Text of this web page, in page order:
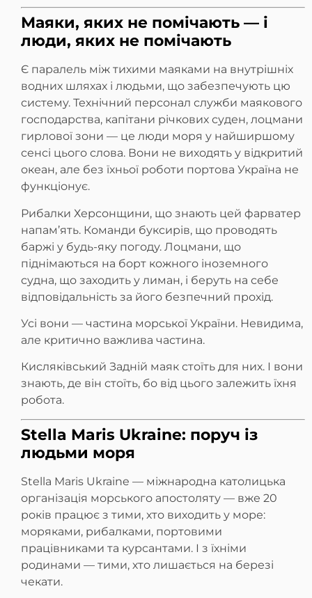
Маяки, яких не помічають — і
люди, яких не помічають
Є паралель між тихими маяками на внутрішніх
водних шляхах і людьми, що забезпечують цю
систему. Технічний персонал служби маякового
господарства, капітани річкових суден, лоцмани
гирлової зони — це люди моря у найширшому
сенсі цього слова. Вони не виходять у відкритий
океан, але без їхньої роботи портова Україна не
функціонує.
Рибалки Херсонщини, що знають цей фарватер
напам’ять. Команди буксирів, що проводять
баржі у будь-яку погоду. Лоцмани, що
піднімаються на борт кожного іноземного
судна, що заходить у лиман, і беруть на себе
відповідальність за його безпечний прохід.
Усі вони — частина морської України. Невидима,
але критично важлива частина.
Кисляківський Задній маяк стоїть для них. І вони
знають, де він стоїть, бо від цього залежить їхня
робота.
Stella Maris Ukraine: поруч із
людьми моря
Stella Maris Ukraine — міжнародна католицька
організація морського апостоляту — вже 20
років працює з тими, хто виходить у море:
моряками, рибалками, портовими
працівниками та курсантами. І з їхніми
родинами — тими, хто лишається на березі
чекати.